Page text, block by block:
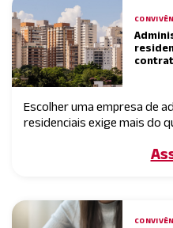
Escolher uma empresa de
residenciais exige mais do